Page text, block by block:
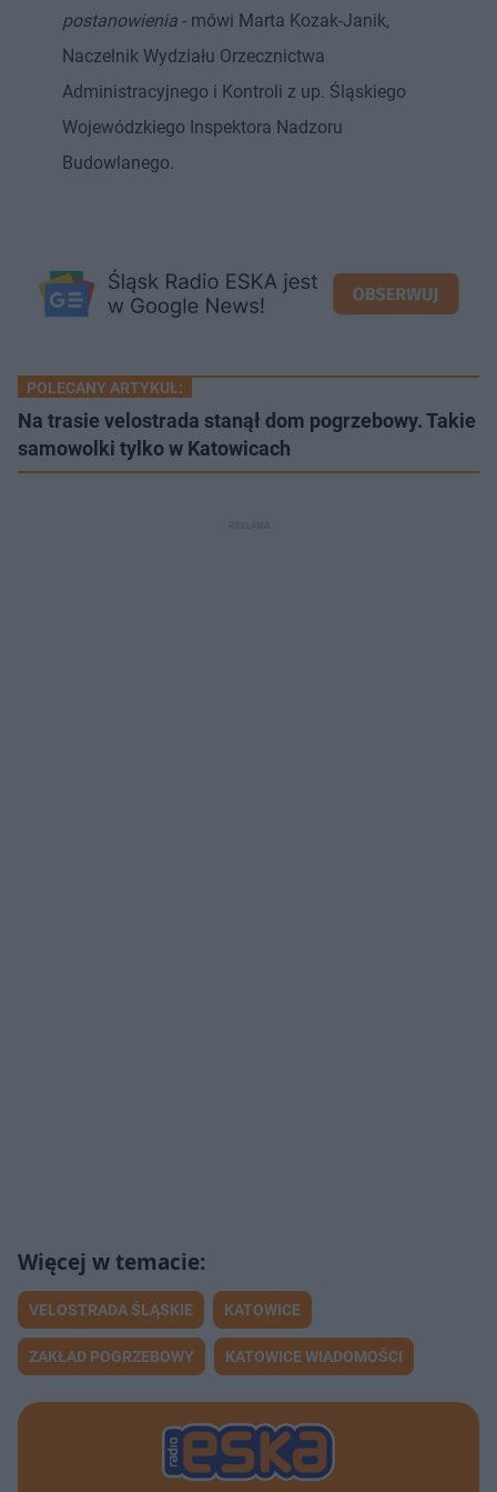
postanowienia - mówi Marta Kozak-Janik,
Naczelnik Wydziału Orzecznictwa
Administracyjnego i Kontroli z up. Śląskiego
Wojewódzkiego Inspektora Nadzoru
Budowlanego.
POLECANY ARTYKUŁ:
Na trasie velostrada stanął dom pogrzebowy. Takie
samowolki tylko w Katowicach
VELOSTRADA ŚLĄSKIE KATOWICE
ZAKŁAD POGRZEBOWY KATOWICE WIADOMOŚCI